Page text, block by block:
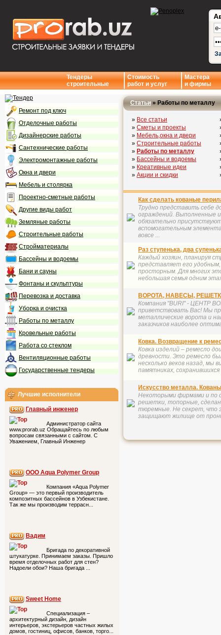
Тендеры
строительные
Стоимость
работ и услуг
Мастера
и фирмы
Ремонт под ключ
Отделочные работы
Дизайнерские работы
Сантехнические работы
Электромонтажные работы
Окна и двери
Мебель и столярка
Проектно-сметные работы
Другие виды работ
Земляные работы
Строительные работы
Стройматериалы
Бассейны и водоемы
Бани и сауны
Фонтаны и скульптуры
Перевозка и доставка
Уборка и очистка
Работы по металлу
Кровельные работы
Работа со стеклом
Вентиляционные работы
Государственные тендеры
Лучшие исполнители
Главный инженер
Администратор сайта
www.prorab.uz Обращайтесь по любым
вопросам связанными с сайтом. С
Уважением, Главный Инженер
ООО Aqua Polymer Group
Компания «Aqua Polymer
Group» — это первый производитель
композитных бассейнов в Узбекистане.
Так же мы производим террасн...
Вадим
Бригада по декоративной
штукатурке. Принимаем заказы. Пришло
время отделочных работ для стен?
Надоели обои? Наша бригада ...
Sweet Home
Специализация –
архитектурный дизайн, дизайн
интерьеров, экстерьеров частных жилых
домов, гостиниц, офисов, банков, торго...
Статьи» Работы по металлу
» Все статьи
» Сметы и проекты
» Мебель,окна и двери
» Строительные работы
» Работы по металлу
» Бассейны и водоемы
» Креативные идеи
» Акции и скидки
Как сделать кованые
Трудно представить себе
ограждений. Выполненные
обязательно
вспомогательным
вовсе ...
Раз ступенька, два
Каждый хозяин, планируя
представляет его удобным,
просторным. Для многих
небольшая семья одним
ВОРОТА, НАВЕСЫ,
Компания "BURI" - ЦЕНТР
приветствовать Вас! Мы
металлические ворота и
заказчиков наиболее
Ковка. Возвращение к
Ковка изделий – ремесло
древности. Это ремесло
несколько веков назад, мы
памятниках,
Искусство металла.
Некоторыми фирмами и по
решетки, топорные,
тюремные. Не секрет, что
защищают жилище от